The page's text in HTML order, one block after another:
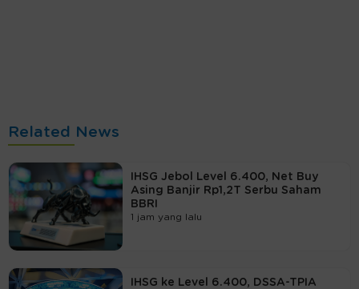
Related News
IHSG Jebol Level 6.400, Net Buy
Asing Banjir Rp1,2T Serbu Saham
BBRI
1 jam yang lalu
IHSG ke Level 6.400, DSSA-TPIA